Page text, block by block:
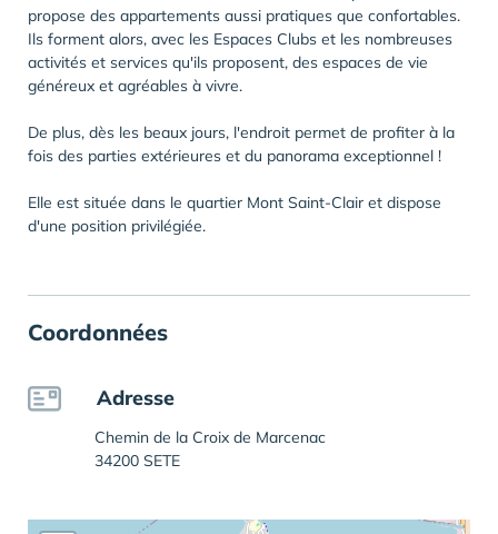
propose des appartements aussi pratiques que confortables.
Ils forment alors, avec les Espaces Clubs et les nombreuses
activités et services qu'ils proposent, des espaces de vie
généreux et agréables à vivre.
De plus, dès les beaux jours, l'endroit permet de profiter à la
fois des parties extérieures et du panorama exceptionnel !
Elle est située dans le quartier Mont Saint-Clair et dispose
d'une position privilégiée.
Coordonnées
Adresse
Chemin de la Croix de Marcenac
34200 SETE